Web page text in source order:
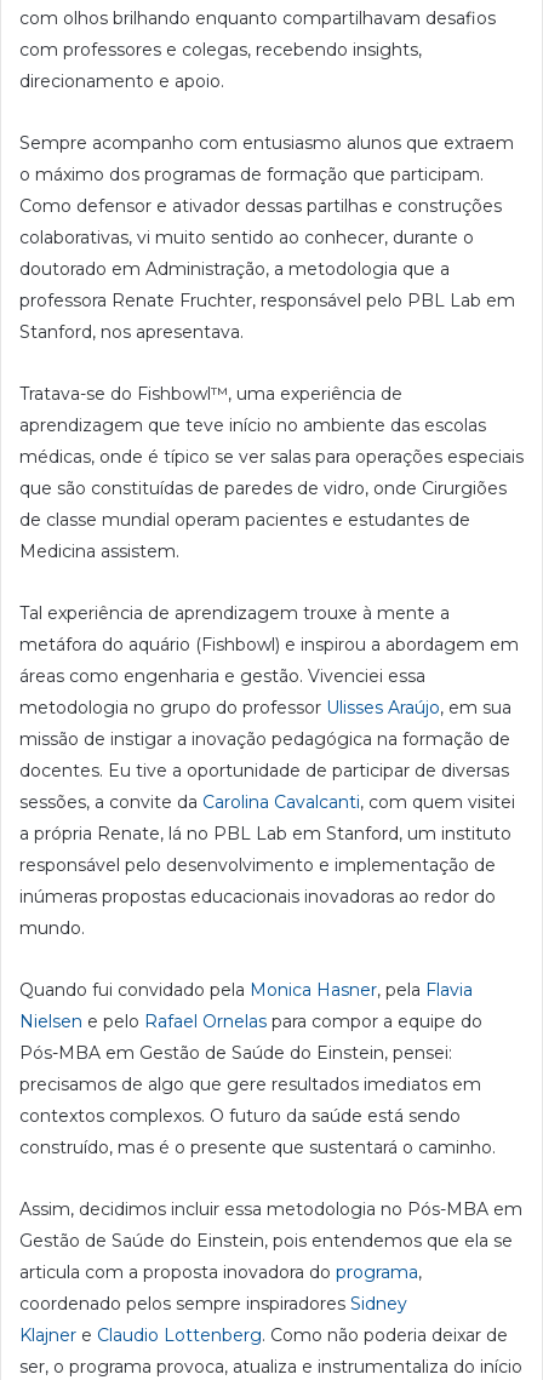
com olhos brilhando enquanto compartilhavam desafios
com professores e colegas, recebendo insights,
direcionamento e apoio.
Sempre acompanho com entusiasmo alunos que extraem
o máximo dos programas de formação que participam.
Como defensor e ativador dessas partilhas e construções
colaborativas, vi muito sentido ao conhecer, durante o
doutorado em Administração, a metodologia que a
professora Renate Fruchter, responsável pelo PBL Lab em
Stanford, nos apresentava.
Tratava-se do Fishbowl™, uma experiência de
aprendizagem que teve início no ambiente das escolas
médicas, onde é típico se ver salas para operações especiais
que são constituídas de paredes de vidro, onde Cirurgiões
de classe mundial operam pacientes e estudantes de
Medicina assistem.
Tal experiência de aprendizagem trouxe à mente a
metáfora do aquário (Fishbowl) e inspirou a abordagem em
áreas como engenharia e gestão. Vivenciei essa
metodologia no grupo do professor Ulisses Araújo, em sua
missão de instigar a inovação pedagógica na formação de
docentes. Eu tive a oportunidade de participar de diversas
sessões, a convite da Carolina Cavalcanti, com quem visitei
a própria Renate, lá no PBL Lab em Stanford, um instituto
responsável pelo desenvolvimento e implementação de
inúmeras propostas educacionais inovadoras ao redor do
mundo.
Quando fui convidado pela Monica Hasner, pela Flavia
Nielsen e pelo Rafael Ornelas para compor a equipe do
Pós-MBA em Gestão de Saúde do Einstein, pensei:
precisamos de algo que gere resultados imediatos em
contextos complexos. O futuro da saúde está sendo
construído, mas é o presente que sustentará o caminho.
Assim, decidimos incluir essa metodologia no Pós-MBA em
Gestão de Saúde do Einstein, pois entendemos que ela se
articula com a proposta inovadora do programa,
coordenado pelos sempre inspiradores Sidney
Klajner e Claudio Lottenberg. Como não poderia deixar de
ser, o programa provoca, atualiza e instrumentaliza do início